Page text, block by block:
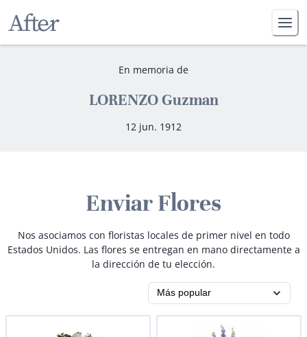
En memoria de
LORENZO Guzman
12 jun. 1912
Enviar Flores
Nos asociamos con floristas locales de primer nivel en todo
Estados Unidos. Las flores se entregan en mano directamente a
la dirección de tu elección.